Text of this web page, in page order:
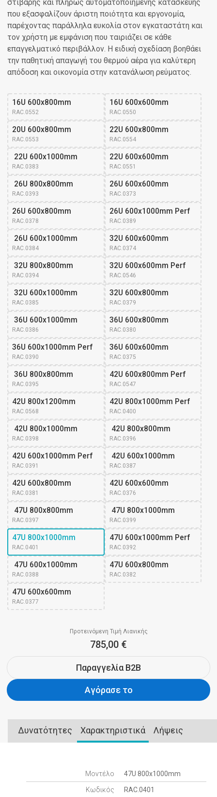
στιβαρής και πλήρως αυτοματοποιημένης κατασκευής
που εξασφαλίζουν άριστη ποιότητα και εργονομία,
παρέχοντας παράλληλα ευκολία στον εγκαταστάτη και
τον χρήστη με εμφάνιση που ταιριάζει σε κάθε
επαγγελματικό περιβάλλον. Η ειδική σχεδίαση βοηθάει
την παθητική απαγωγή του θερμού αέρα για καλύτερη
απόδοση και οικονομία στην κατανάλωση ρεύματος.
16U 600x800mm
RAC.0552
16U 600x600mm
RAC.0550
20U 600x800mm
RAC.0553
22U 600x800mm
RAC.0554
22U 600x1000mm
RAC.0383
22U 600x600mm
RAC.0551
26U 800x800mm
RAC.0393
26U 600x600mm
RAC.0373
26U 600x800mm
RAC.0378
26U 600x1000mm Perf
RAC.0389
26U 600x1000mm
RAC.0384
32U 600x600mm
RAC.0374
32U 800x800mm
RAC.0394
32U 600x600mm Perf
RAC.0546
32U 600x1000mm
RAC.0385
32U 600x800mm
RAC.0379
36U 600x1000mm
RAC.0386
36U 600x800mm
RAC.0380
36U 600x1000mm Perf
RAC.0390
36U 600x600mm
RAC.0375
36U 800x800mm
RAC.0395
42U 600x800mm Perf
RAC.0547
42U 800x1200mm
RAC.0568
42U 800x1000mm Perf
RAC.0400
42U 800x1000mm
RAC.0398
42U 800x800mm
RAC.0396
42U 600x1000mm Perf
RAC.0391
42U 600x1000mm
RAC.0387
42U 600x800mm
RAC.0381
42U 600x600mm
RAC.0376
47U 800x800mm
RAC.0397
47U 800x1000mm
RAC.0399
47U 800x1000mm
RAC.0401
47U 600x1000mm Perf
RAC.0392
47U 600x1000mm
RAC.0388
47U 600x800mm
RAC.0382
47U 600x600mm
RAC.0377
Προτεινόμενη Τιμή Λιανικής
785,00 €
Παραγγελία B2B
Αγόρασε το
Δυνατότητες Χαρακτηριστικά Λήψεις
Μοντέλο 47U 800x1000mm
Κωδικός RAC.0401